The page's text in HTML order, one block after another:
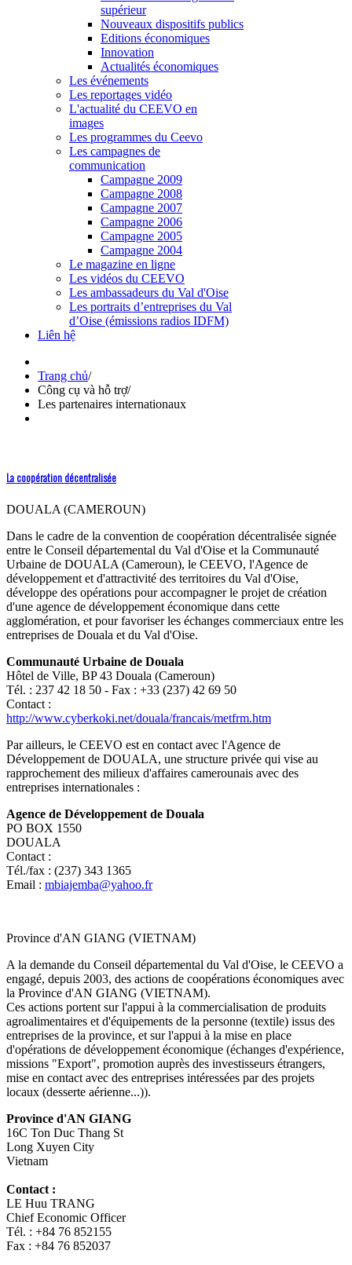
supérieur
Nouveaux dispositifs publics
Editions économiques
Innovation
Actualités économiques
Les événements
Les reportages vidéo
L'actualité du CEEVO en
images
Les programmes du Ceevo
Les campagnes de
communication
Campagne 2009
Campagne 2008
Campagne 2007
Campagne 2006
Campagne 2005
Campagne 2004
Le magazine en ligne
Les vidéos du CEEVO
Les ambassadeurs du Val d'Oise
Les portraits d’entreprises du Val
d’Oise (émissions radios IDFM)
Liên hệ
Trang chủ/
Công cụ và hỗ trợ/
Les partenaires internationaux
La coopération décentralisée
DOUALA (CAMEROUN)
Dans le cadre de la convention de coopération décentralisée signée
entre le Conseil départemental du Val d'Oise et la Communauté
Urbaine de DOUALA (Cameroun), le CEEVO, l'Agence de
développement et d'attractivité des territoires du Val d'Oise,
développe des opérations pour accompagner le projet de création
d'une agence de développement économique dans cette
agglomération, et pour favoriser les échanges commerciaux entre les
entreprises de Douala et du Val d'Oise.
Communauté Urbaine de Douala
Hôtel de Ville, BP 43 Douala (Cameroun)
Tél. : 237 42 18 50 - Fax : +33 (237) 42 69 50
Contact :
http://www.cyberkoki.net/douala/francais/metfrm.htm
Par ailleurs, le CEEVO est en contact avec l'Agence de
Développement de DOUALA, une structure privée qui vise au
rapprochement des milieux d'affaires camerounais avec des
entreprises internationales :
Agence de Développement de Douala
PO BOX 1550
DOUALA
Contact :
Tél./fax : (237) 343 1365
Email : mbiajemba@yahoo.fr
Province d'AN GIANG (VIETNAM)
A la demande du Conseil départemental du Val d'Oise, le CEEVO a
engagé, depuis 2003, des actions de coopérations économiques avec
la Province d'AN GIANG (VIETNAM).
Ces actions portent sur l'appui à la commercialisation de produits
agroalimentaires et d'équipements de la personne (textile) issus des
entreprises de la province, et sur l'appui à la mise en place
d'opérations de développement économique (échanges d'expérience,
missions "Export", promotion auprès des investisseurs étrangers,
mise en contact avec des entreprises intéressées par des projets
locaux (desserte aérienne...)).
Province d'AN GIANG
16C Ton Duc Thang St
Long Xuyen City
Vietnam
Contact :
LE Huu TRANG
Chief Economic Officer
Tél. : +84 76 852155
Fax : +84 76 852037